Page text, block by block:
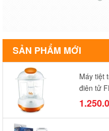
SẢN PHẨM MỚI
Máy tiệt
điện tử